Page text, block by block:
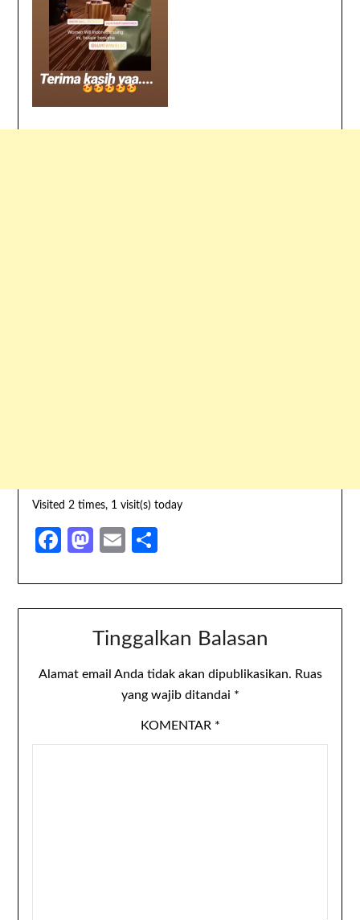
Visited 2 times, 1 visit(s) today
Facebook
Mastodon
Email
Tinggalkan Balasan
Alamat email Anda tidak akan dipublikasikan. Ruas
yang wajib ditandai *
KOMENTAR *